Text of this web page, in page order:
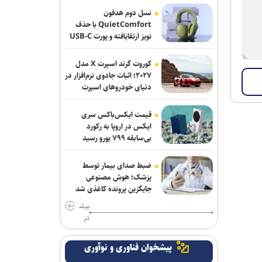
مدافع جوان آلومینیوم نزدیک به سپاهان
آذربایجان؛ میزبانی که در ۳۰ وزن حتی یک
بار هم پرچمش بالا نرفت!
پرچم رقیب بالا رفت و اتفاقی نیفتاد؛ حضور
در قهرمانی کشتی جهان با بادیگارد!
فولاد خوزستان در حال بررسی شرایط
رضاییان برای بازگشت به اهواز
ادامه مذاکرات پیکان و شکاری
توافق دنیامالی و همتای آذربایجانی برای
گسترش همکاری‌های ورزش و جوانان ایران
پاسخ منفی یک لزیونر به باشگاه
پرسپولیس؛ فعلا به ایران نمی‌آیم
نسل دوم هدفون
QuietComfort با حذف
نویز ارتقایافته و پورت USB-C
عرضه شد
کوروت گرند اسپرت X مدل
۲۰۲۷؛ اثبات جادوی نرم‌افزار در
دنیای خودروهای اسپرت
قیمت ایکس‌باکس سری
ایکس در اروپا به رکورد
بی‌سابقه ۷۹۹ یورو رسید
ضبط صدای بیمار توسط
پزشک؛ هوش مصنوعی
جایگزین پرونده کاغذی شد
بیش
تر
پیشخوان فناوری و نوآوری